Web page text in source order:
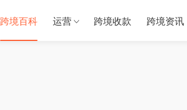
跨境百科 运营 跨境收款 跨境资讯